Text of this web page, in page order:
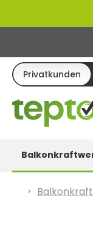
Zur
Privatkunden